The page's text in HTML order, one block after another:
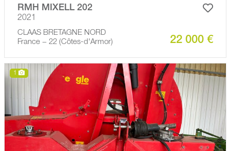
RMH MIXELL 202
2021
CLAAS BRETAGNE NORD
France − 22 (Côtes-d'Armor)
22 000 €
1